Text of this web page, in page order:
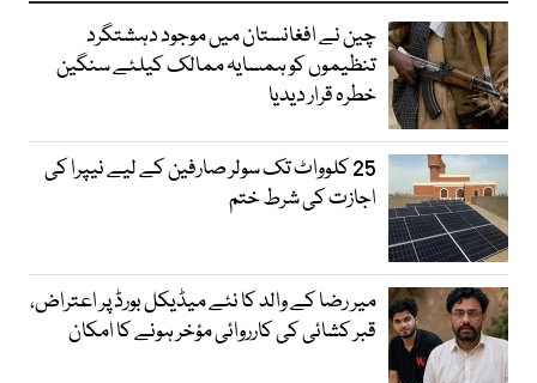
چین نے افغانستان میں موجود دہشتگرد
تنظیموں کو ہمسایہ ممالک کیلئے سنگین
خطرہ قرار دیدیا
25 کلوواٹ تک سولر صارفین کے لیے نیپرا کی
اجازت کی شرط ختم
میر رضا کے والد کا نئے میڈیکل بورڈ پر اعتراض،
قبر کشائی کی کارروائی مؤخر ہونے کا امکان